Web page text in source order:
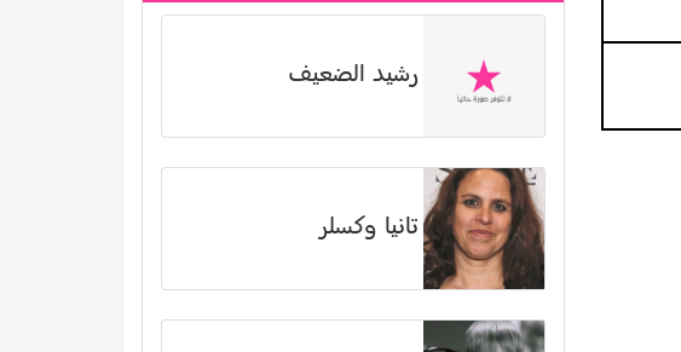
رشيد الضعيف
تانيا وكسلر